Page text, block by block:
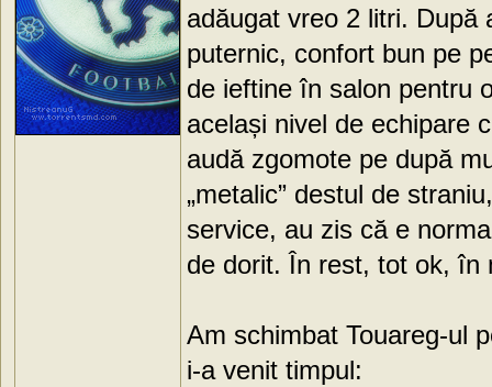
adăugat vreo 2 litri. După
puternic, confort bun pe
de ieftine în salon pentru
același nivel de echipare
audă zgomote pe după
„metalic” destul de
service, au zis că e
de dorit. În rest, tot ok, în
Am schimbat Touareg-ul
i-a venit timpul: